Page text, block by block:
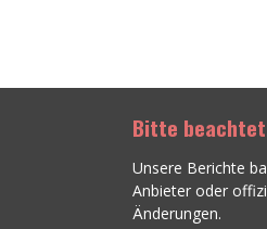
Bitte
Unsere Berichte
Anbieter oder
Änderungen.